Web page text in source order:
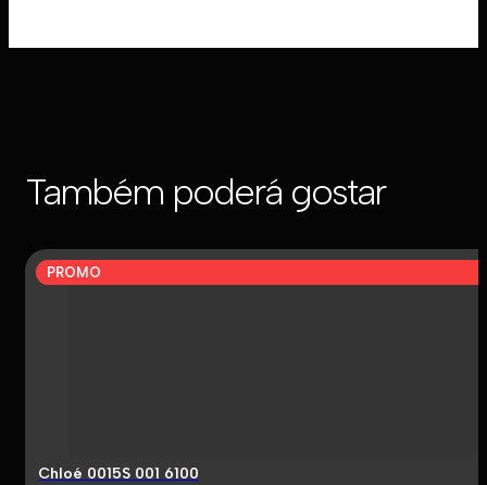
Também poderá gostar
PROMO
Chloé 0015S 001 6100